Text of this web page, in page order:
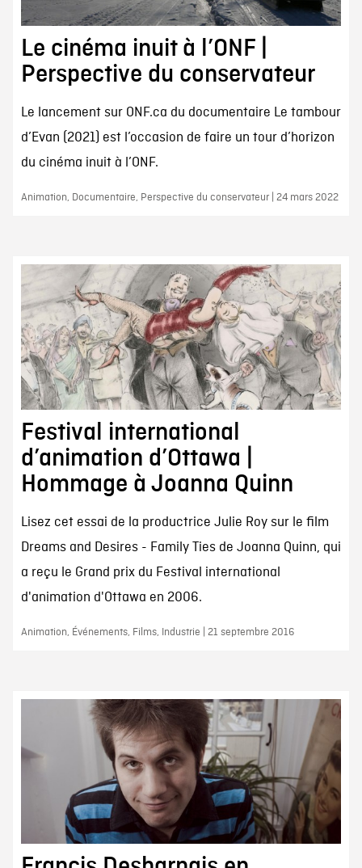
Le cinéma inuit à l’ONF |
Perspective du conservateur
Le lancement sur ONF.ca du documentaire Le tambour
d’Evan (2021) est l’occasion de faire un tour d’horizon
du cinéma inuit à l’ONF.
Animation, Documentaire, Perspective du conservateur | 24 mars 2022
Festival international
d’animation d’Ottawa |
Hommage à Joanna Quinn
Lisez cet essai de la productrice Julie Roy sur le film
Dreams and Desires - Family Ties de Joanna Quinn, qui
a reçu le Grand prix du Festival international
d'animation d'Ottawa en 2006.
Animation, Événements, Films, Industrie | 21 septembre 2016